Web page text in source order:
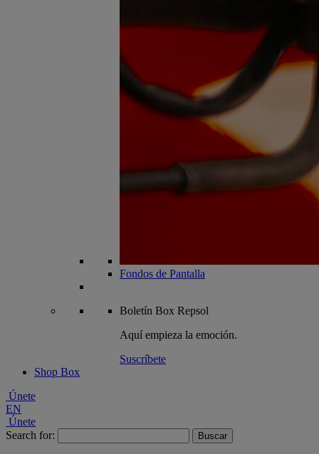
Fondos de Pantalla
Boletín Box Repsol
Aquí empieza la emoción.
Suscríbete
Shop Box
Únete
EN
Únete
Search for: